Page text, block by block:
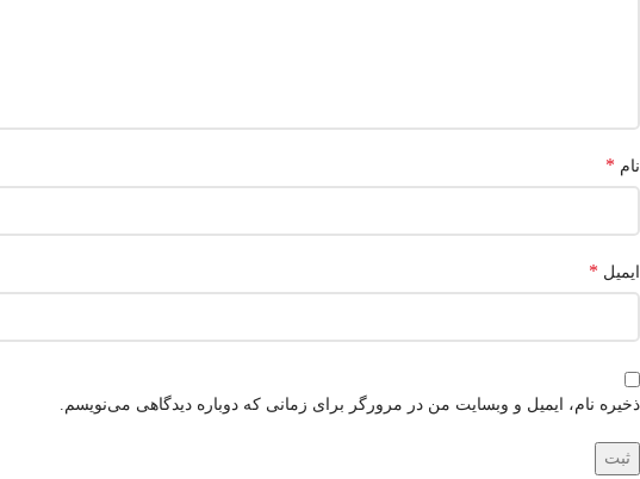
نام *
ایمیل *
ذخیره نام، ایمیل و وبسایت من در مرورگر برای زمانی که دوباره دیدگاهی می‌نویسم.